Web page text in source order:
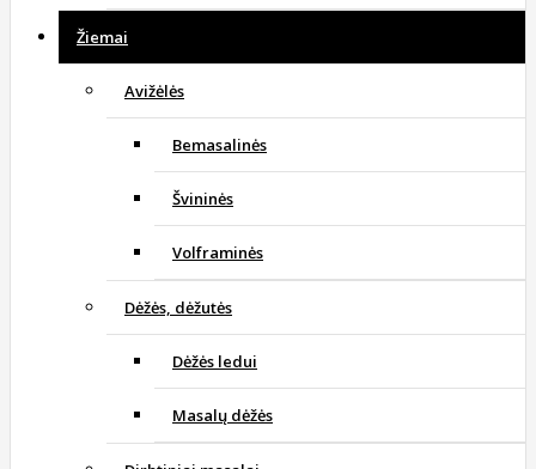
Žiemai
Avižėlės
Bemasalinės
Švininės
Volframinės
Dėžės, dėžutės
Dėžės ledui
Masalų dėžės